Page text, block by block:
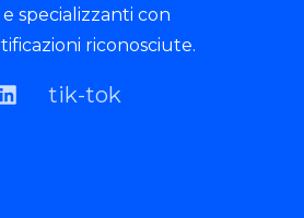
specializzanti con
riconosciute.
tik-tok